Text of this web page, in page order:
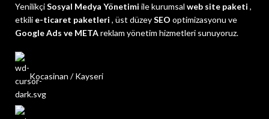
YenilikçiSosyal Medya Yönetimi ile kurumsalweb site paketi ,
etkili e-ticaret paketleri, üst düzeySEO optimizasyonu ve
Google Ads ve METAreklam yönetim hizmetleri sunuyoruz.
Kocasinan / Kayseri